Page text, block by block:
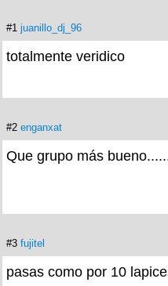
#1 juanillo_dj_96
totalmente veridico
#2 enganxat
Que grupo más
#3 fujitel
pasas como por 10